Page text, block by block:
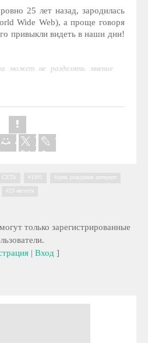
25 лет назад, зародилась
Wide Web), а проще говоря
привыкли видеть в наши дни!
может не разделять мнение
1991 день рождения интернет
23 августа
только зарегистрированные
| Вход]